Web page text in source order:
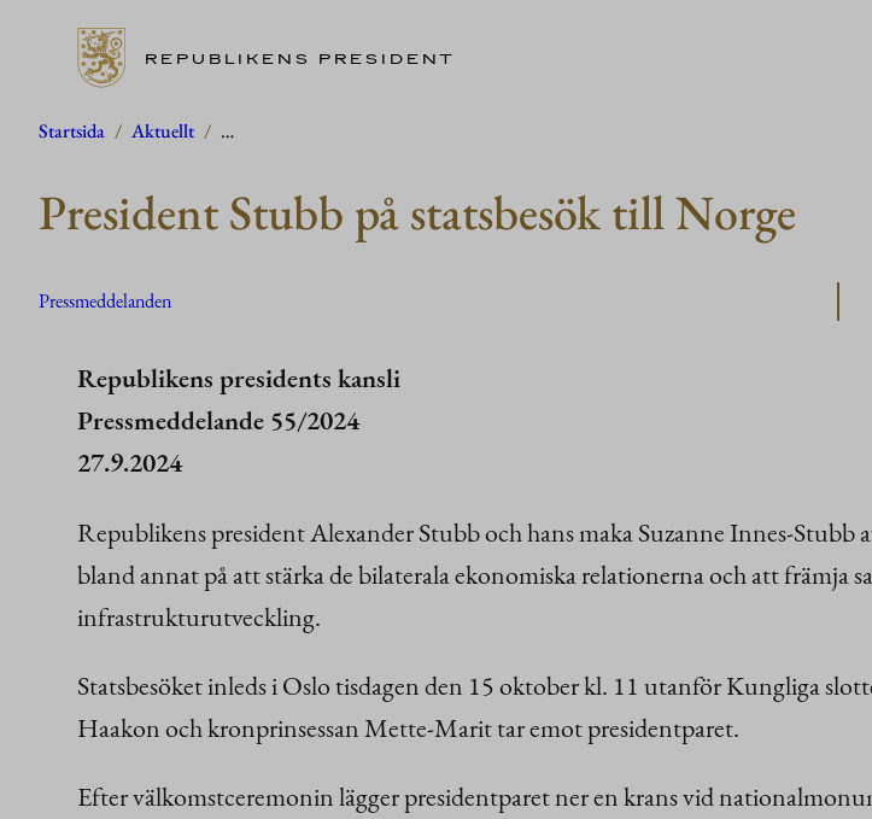
Hoppa
innehåll
REPUBLIKENS PRESIDENT
Startsida / Aktuellt / …
President Stubb på statsbesök till Norge
Pressmeddelanden
Republikens presidents kansli
Pressmeddelande 55/2024
27.9.2024
Republikens president Alexander Stubb och hans maka Suzanne Innes-
bland annat på att stärka de bilaterala ekonomiska relationerna och att främja
infrastrukturutveckling.
Statsbesöket inleds i Oslo tisdagen den 15 oktober kl. 11 utanför Kungliga
Haakon och kronprinsessan Mette-Marit tar emot presidentparet.
Efter välkomstceremonin lägger presidentparet ner en krans vid